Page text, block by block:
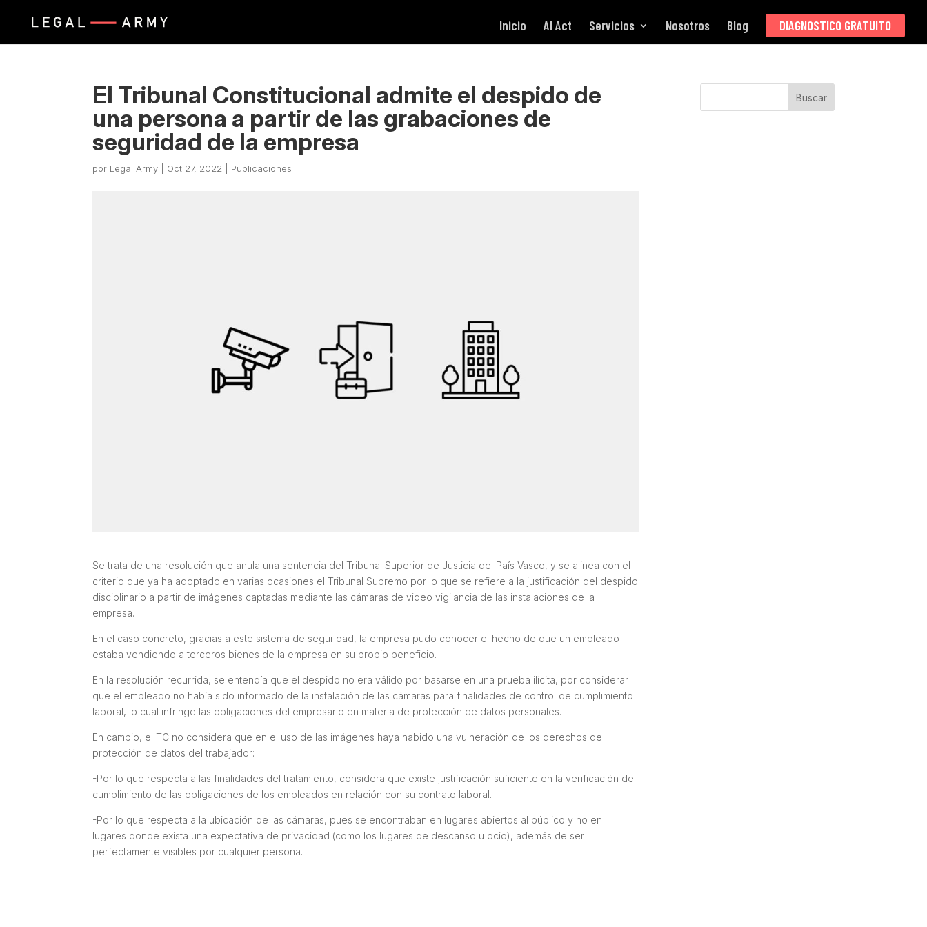
Inicio AI Act Servicios Nosotros Blog DIAGNOSTICO GRATUITO
El Tribunal Constitucional admite el despido de
una persona a partir de las grabaciones de
seguridad de la empresa
por Legal Army Oct 27, 2022 Publicaciones
Se trata de una resolución que anula una sentencia del Tribunal Superior de Justicia del País Vasco, y se alinea con el
criterio que ya ha adoptado en varias ocasiones el Tribunal Supremo por lo que se refiere a la justificación del despido
disciplinario a partir de imágenes captadas mediante las cámaras de video vigilancia de las instalaciones de la
empresa.
En el caso concreto, gracias a este sistema de seguridad, la empresa pudo conocer el hecho de que un empleado
estaba vendiendo a terceros bienes de la empresa en su propio beneficio.
En la resolución recurrida, se entendía que el despido no era válido por basarse en una prueba ilícita, por considerar
que el empleado no había sido informado de la instalación de las cámaras para finalidades de control de cumplimiento
laboral, lo cual infringe las obligaciones del empresario en materia de protección de datos personales.
En cambio, el TC no considera que en el uso de las imágenes haya habido una vulneración de los derechos de
protección de datos del trabajador:
-Por lo que respecta a las finalidades del tratamiento, considera que existe justificación suficiente en la verificación del
cumplimiento de las obligaciones de los empleados en relación con su contrato laboral.
-Por lo que respecta a la ubicación de las cámaras, pues se encontraban en lugares abiertos al público y no en
lugares donde exista una expectativa de privacidad (como los lugares de descanso u ocio), además de ser
perfectamente visibles por cualquier persona.
Buscar